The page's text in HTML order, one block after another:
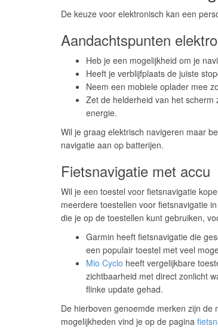
De keuze voor elektronisch kan een
Aandachtspunten
Heb je een mogelijkheid om je
Heeft je verblijfplaats de juiste
Neem een mobiele oplader mee
Zet de helderheid van het
energie.
Wil je graag elektrisch navigeren maar
navigatie aan op batterijen.
Fietsnavigatie met accu
Wil je een toestel voor fietsnavigatie
meerdere toestellen voor fietsnavigatie
die je op de toestellen kunt gebruiken,
Garmin heeft fietsnavigatie die
een populair toestel met veel
Mio Cyclo heeft vergelijkbare
zichtbaarheid met direct zonlicht
flinke update gehad.
De hierboven genoemde merken zijn
mogelijkheden vind je op de pagina